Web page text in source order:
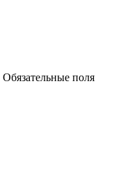
Обязательные поля